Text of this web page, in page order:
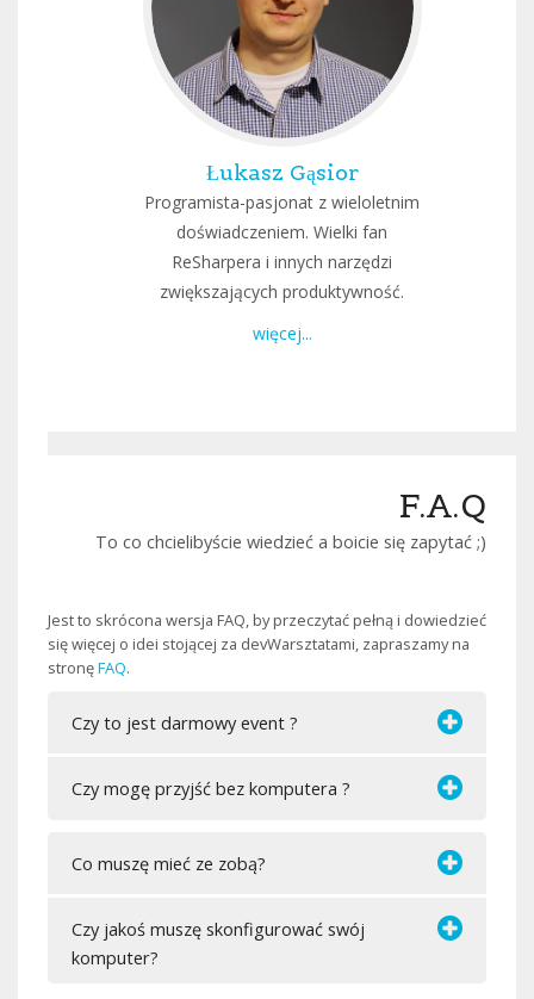
Łukasz Gąsior
Programista-pasjonat z wieloletnim
doświadczeniem. Wielki fan
ReSharpera i innych narzędzi
zwiększających produktywność.
więcej...
F.A.Q
To co chcielibyście wiedzieć a boicie się zapytać ;)
Jest to skrócona wersja FAQ, by przeczytać pełną i dowiedzieć
się więcej o idei stojącej za devWarsztatami, zapraszamy na
stronęFAQ.
Czy to jest darmowy event ?
Czy mogę przyjść bez komputera ?
Co muszę mieć ze zobą?
Czy jakoś muszę skonfigurować swój
komputer?